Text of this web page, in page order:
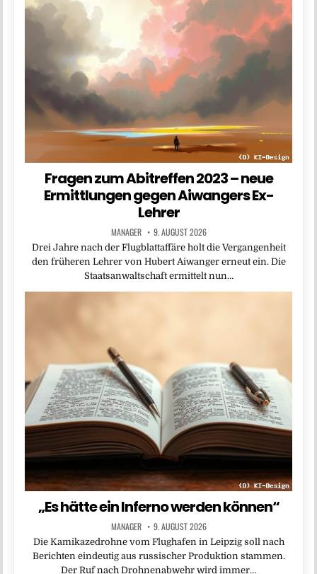
Fragen zum Abitreffen 2023 – neue
Ermittlungen gegen Aiwangers Ex-
Lehrer
MANAGER 9. AUGUST 2026
Drei Jahre nach der Flugblattaffäre holt die Vergangenheit
den früheren Lehrer von Hubert Aiwanger erneut ein. Die
Staatsanwaltschaft ermittelt nun…
„Es hätte ein Inferno werden können“
MANAGER 9. AUGUST 2026
Die Kamikazedrohne vom Flughafen in Leipzig soll nach
Berichten eindeutig aus russischer Produktion stammen.
Der Ruf nach Drohnenabwehr wird immer…